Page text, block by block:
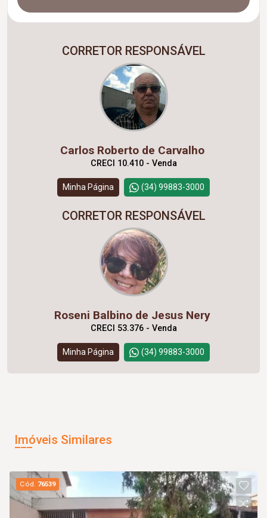
CORRETOR RESPONSÁVEL
Carlos Roberto de Carvalho
CRECI 10.410 - Venda
Minha Página (34) 99883-3000
CORRETOR RESPONSÁVEL
Roseni Balbino de Jesus Nery
CRECI 53.376 - Venda
Minha Página (34) 99883-3000
Imóveis Similares
Cód. 76539